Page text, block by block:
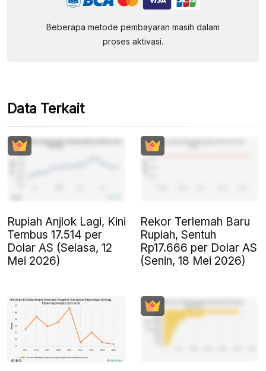
Beberapa metode pembayaran masih dalam
proses aktivasi.
Data Terkait
Rupiah Anjlok Lagi, Kini
Tembus 17.514 per
Dolar AS (Selasa, 12
Mei 2026)
Rekor Terlemah Baru
Rupiah, Sentuh
Rp17.666 per Dolar AS
(Senin, 18 Mei 2026)